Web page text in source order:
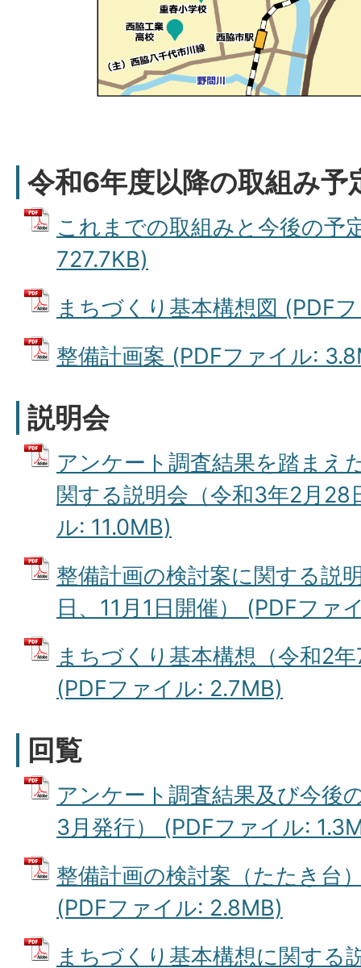
令和6年度以降の取組み予
これまでの取組みと今後の予
727.7KB)
まちづくり基本構想図 (PDF
整備計画案 (PDFファイル:
説明会
アンケート調査結果を踏まえ
関する説明会（令和3年2月28
ル: 11.0MB)
整備計画の検討案に関する説
日、11月1日開催） (PDFファ
まちづくり基本構想（令和2
(PDFファイル: 2.7MB)
回覧
アンケート調査結果及び今後
3月発行） (PDFファイル:
整備計画の検討案（たたき台
(PDFファイル: 2.8MB)
まちづくり基本構想に関する